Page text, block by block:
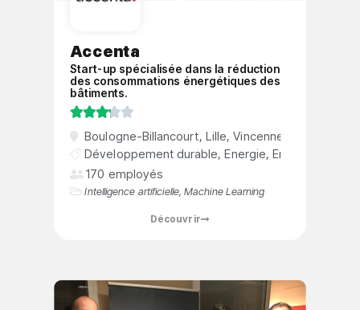
Accenta
Start-up spécialisée dans la réduction
des consommations énergétiques des
bâtiments.

Boulogne-Billancourt, Lille,Vincennes
Développement durable,Energie,Environnement
170 employés
Intelligence artificielle,Machine Learning
Découvrir